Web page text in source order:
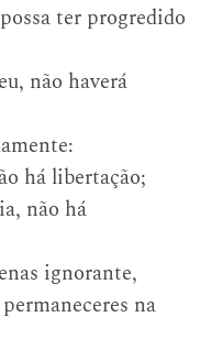
ter progredido
não haverá
há libertação;
não há
ignorante,
na